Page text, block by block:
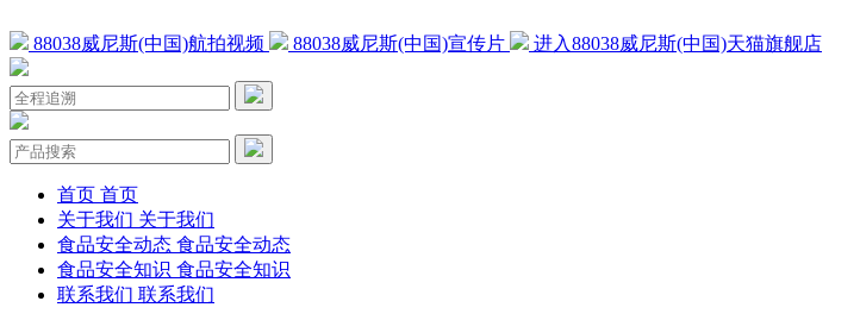
88038威尼斯(中国)航拍视频 88038威尼斯(中国)宣传片 进入88038威尼斯(中国)天猫旗舰店
首页 首页
关于我们 关于我们
食品安全动态 食品安全动态
食品安全知识 食品安全知识
联系我们 联系我们